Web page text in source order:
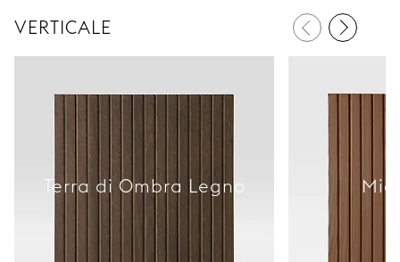
VERTICALE
Terra di Ombra Legno